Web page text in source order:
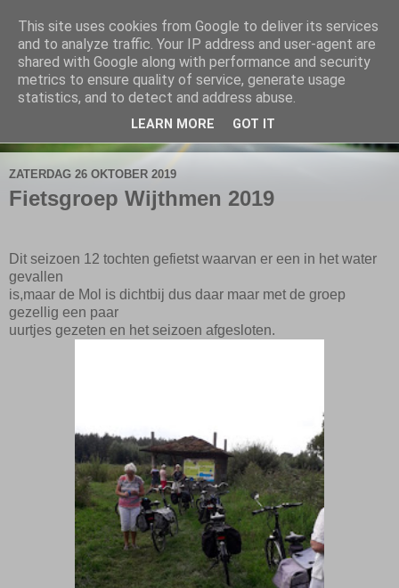
De Elshofbode
Nieuws uit Wijthmen, Herfte en Zalné.
ZATERDAG 26 OKTOBER 2019
Fietsgroep Wijthmen 2019
Dit seizoen 12 tochten gefietst waarvan er een in het water
gevallen
is,maar de Mol is dichtbij dus daar maar met de groep
gezellig een paar
uurtjes gezeten en het seizoen afgesloten.
This site uses cookies from Google to deliver its services
and to analyze traffic. Your IP address and user-agent are
shared with Google along with performance and security
metrics to ensure quality of service, generate usage
statistics, and to detect and address abuse.
LEARN MORE GOT IT